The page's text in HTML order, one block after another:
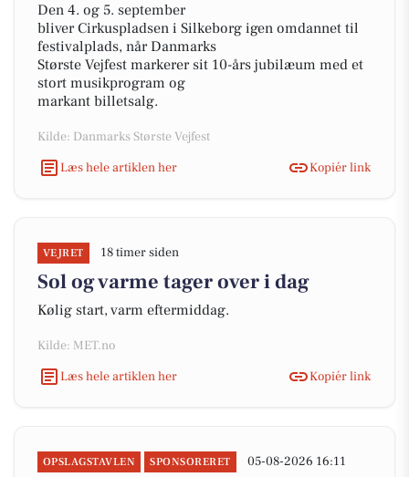
Den 4. og 5. september
bliver Cirkuspladsen i Silkeborg igen omdannet til
festivalplads, når Danmarks
Største Vejfest markerer sit 10-års jubilæum med et
stort musikprogram og
markant billetsalg.
Kilde: Danmarks Største Vejfest
Læs hele artiklen her
Kopiér link
VEJRET 18 timer siden
Sol og varme tager over i dag
Kølig start, varm eftermiddag.
Kilde: MET.no
Læs hele artiklen her
Kopiér link
OPSLAGSTAVLEN SPONSORERET 05-08-2026 16:11